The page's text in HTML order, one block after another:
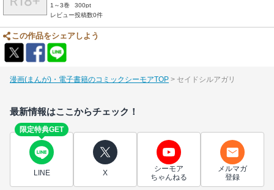
1～3巻
300pt
レビュー投稿数0件
この作品をシェアしよう
漫画(まんが)・電子書籍のコミックシーモアTOP セイドシルアガリ
最新情報はここからチェック！
限定特典GET
LINE X
シーモア
ちゃんねる
メルマガ
登録